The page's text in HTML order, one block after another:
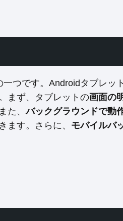
一つです。Androidタブレッ
まず、タブレットの画面の
た、バックグラウンドで動
ます。さらに、 モバイルバ